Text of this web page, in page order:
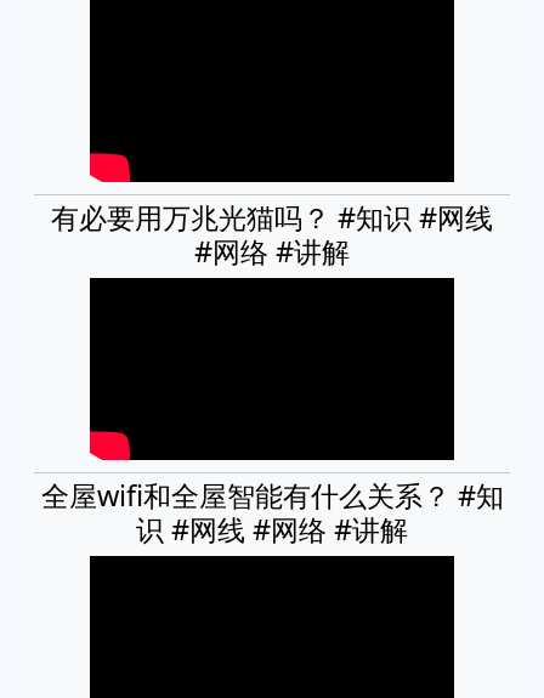
有必要用万兆光猫吗？ #知识 #网线
#网络 #讲解
全屋wifi和全屋智能有什么关系？ #知
识 #网线 #网络 #讲解